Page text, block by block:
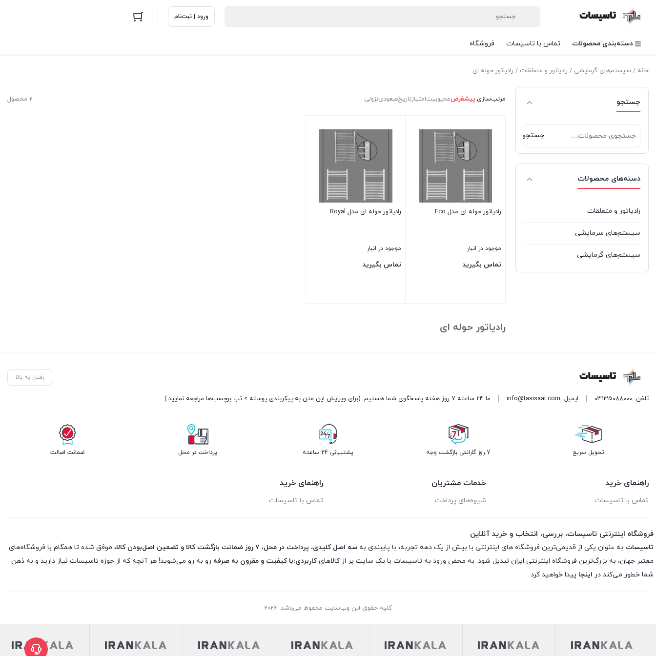
ورود | ثبت‌نام
دسته‌بندی محصولات تماس با تاسیسات فروشگاه
خانه / سیستم‌های گرمایشی / رادیاتور و متعلقات / رادیاتور حوله ای
جستجو
برای:
جستجو
دسته‌های محصولات
رادیاتور و متعلقات
سیستم‌های سرمایشی
سیستم‌های گرمایشی
2 محصول مرتب‌سازی:پیشفرضمحبوبیتامتیازتاریخصعودینزولی
رادیاتور حوله ای مدل Eco
موجود در انبار
تماس بگیرید
رادیاتور حوله ای مدل Royal
موجود در انبار
تماس بگیرید
رادیاتور حوله ای
رفتن به بالا
تلفن 03135088000 ایمیل info@tasisaat.com ما 24 ساعته 7 روز هفته پاسخگوی شما هستیم. (برای ویرایش این متن به پیکربندی پوسته > تب برچسب‌ها مراجعه نمایید.)
تحویل سریع 7 روز گارانتی بازگشت وجه پشتیبانی 24 ساعته پرداخت در محل ضمانت اصالت
راهنمای خرید
تماس با تاسیسات
خدمات مشتریان
شیوه‌های پرداخت
راهنمای خرید
تماس با تاسیسات
فروشگاه اینترنتی تاسیسات، بررسی، انتخاب و خرید آنلاین
تاسیسات به عنوان یکی از قدیمی‌ترین فروشگاه های اینترنتی با بیش از یک دهه تجربه، با پایبندی به سه اصل کلیدی، پرداخت در محل، ۷ روز ضمانت بازگشت کالا و تضمین اصل‌بودن کالا
، موفق شده تا همگام با فروشگاه‌های
معتبر جهان، به بزرگ‌ترین فروشگاه اینترنتی ایران تبدیل شود. به محض ورود به تاسیسات با یک سایت پر از کالاهایکاربردی؛با کیفیت و مقرون به صرفه رو به رو می‌شوید! هر آنچه که از حوزه تاسیسات نیاز دارید و به ذهن
شما خطور می‌کند در اینجا پیدا خواهید کرد.
کلیه حقوق این وب‌سایت محفوظ می‌باشد. 2026